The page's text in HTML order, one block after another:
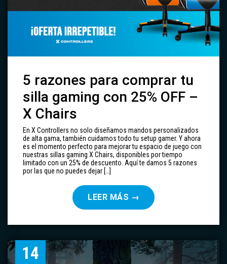
5 razones para comprar tu
silla gaming con 25% OFF –
X Chairs
En X Controllers no solo diseñamos mandos personalizados
de alta gama, también cuidamos todo tu setup gamer. Y ahora
es el momento perfecto para mejorar tu espacio de juego con
nuestras sillas gaming X Chairs, disponibles por tiempo
limitado con un 25% de descuento. Aquí te damos 5 razones
por las que no puedes dejar […]
LEER MÁS →
14